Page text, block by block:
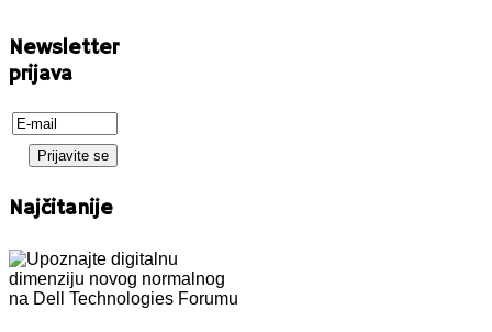
Newsletter
prijava
Najčitanije